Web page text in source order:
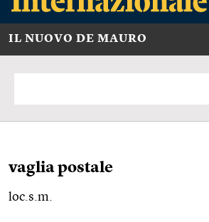
IL NUOVO DE MAURO
vaglia postale
loc.s.m.